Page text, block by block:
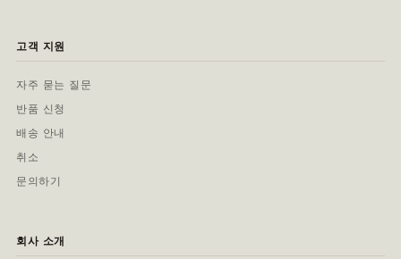
고객 지원
자주 묻는 질문
반품 신청
배송 안내
취소
문의하기
회사 소개